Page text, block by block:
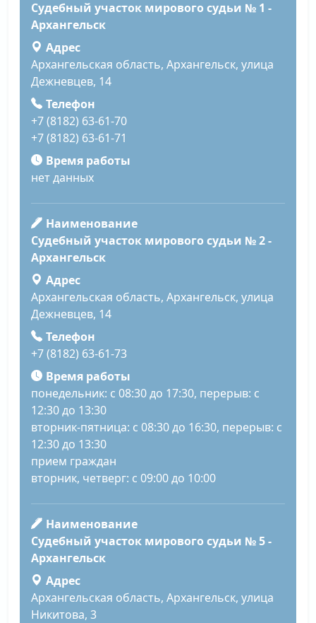
Судебный участок мирового судьи № 1 -
Архангельск
Адрес
Архангельская область, Архангельск, улица
Дежневцев, 14
Телефон
+7 (8182) 63-61-70
+7 (8182) 63-61-71
Время работы
нет данных
Наименование
Судебный участок мирового судьи № 2 -
Архангельск
Адрес
Архангельская область, Архангельск, улица
Дежневцев, 14
Телефон
+7 (8182) 63-61-73
Время работы
понедельник: с 08:30 до 17:30, перерыв: с
12:30 до 13:30
вторник-пятница: с 08:30 до 16:30, перерыв: с
12:30 до 13:30
прием граждан
вторник, четверг: с 09:00 до 10:00
Наименование
Судебный участок мирового судьи № 5 -
Архангельск
Адрес
Архангельская область, Архангельск, улица
Никитова, 3